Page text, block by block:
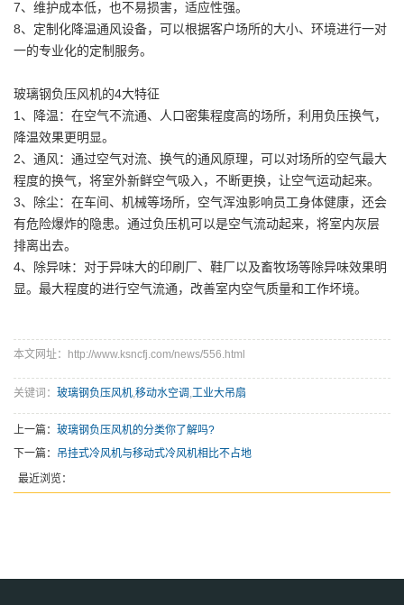
7、维护成本低，也不易损害，适应性强。
8、定制化降温通风设备，可以根据客户场所的大小、环境进行一对
一的专业化的定制服务。
玻璃钢负压风机的4大特征
1、降温：在空气不流通、人口密集程度高的场所，利用负压换气，
降温效果更明显。
2、通风：通过空气对流、换气的通风原理，可以对场所的空气最大
程度的换气，将室外新鲜空气吸入，不断更换，让空气运动起来。
3、除尘：在车间、机械等场所，空气浑浊影响员工身体健康，还会
有危险爆炸的隐患。通过负压机可以是空气流动起来，将室内灰层
排离出去。
4、除异味：对于异味大的印刷厂、鞋厂以及畜牧场等除异味效果明
显。最大程度的进行空气流通，改善室内空气质量和工作坏境。
本文网址：http://www.ksncfj.com/news/556.html
关键词： 玻璃钢负压风机,移动水空调 ,工业大吊扇
上一篇： 玻璃钢负压风机的分类你了解吗?
下一篇： 吊挂式冷风机与移动式冷风机相比不占地
最近浏览：